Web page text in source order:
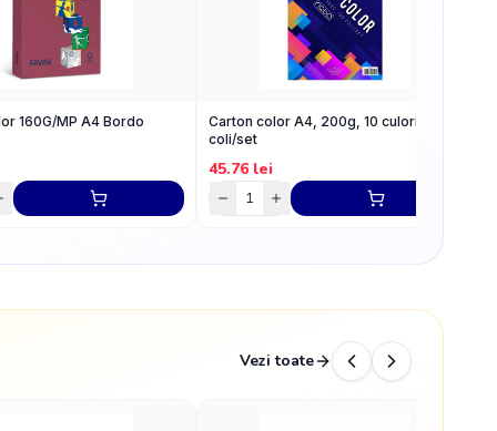
160G/MP A4 Bordo
Carton color A4, 200g, 10 culori, 100
coli/set
45.76lei
Vezi toate